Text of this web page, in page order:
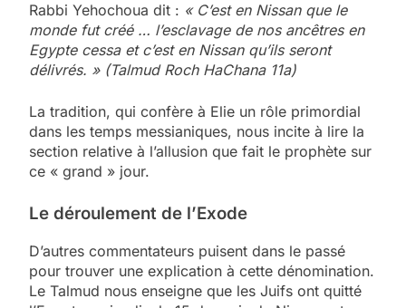
Rabbi Yehochoua dit : « C’est en Nissan que le
monde fut créé … l’esclavage de nos ancêtres en
Egypte cessa et c’est en Nissan qu’ils seront
délivrés. » (Talmud Roch HaChana 11a)
La tradition, qui confère à Elie un rôle primordial
dans les temps messianiques, nous incite à lire la
section relative à l’allusion que fait le prophète sur
ce « grand » jour.
Le déroulement de l’Exode
D’autres commentateurs puisent dans le passé
pour trouver une explication à cette dénomination.
Le Talmud nous enseigne que les Juifs ont quitté